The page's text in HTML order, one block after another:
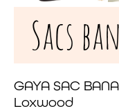
Sacs
GAYA SAC
Loxwood